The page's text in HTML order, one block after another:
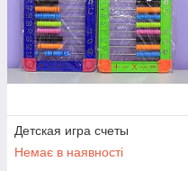
Детская игра счеты
Немає в наявності